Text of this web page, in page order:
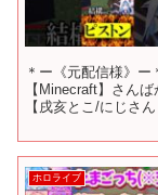
＊ー《元配信様》ー
【Minecraft】さん
【戌亥とこ/にじさ
ホロライブ